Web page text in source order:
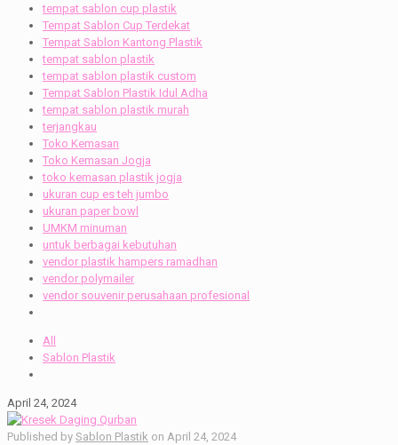
tempat sablon cup plastik
Tempat Sablon Cup Terdekat
Tempat Sablon Kantong Plastik
tempat sablon plastik
tempat sablon plastik custom
Tempat Sablon Plastik Idul Adha
tempat sablon plastik murah
terjangkau
Toko Kemasan
Toko Kemasan Jogja
toko kemasan plastik jogja
ukuran cup es teh jumbo
ukuran paper bowl
UMKM minuman
untuk berbagai kebutuhan
vendor plastik hampers ramadhan
vendor polymailer
vendor souvenir perusahaan profesional
All
Sablon Plastik
April 24, 2024
Published by Sablon Plastik on April 24, 2024